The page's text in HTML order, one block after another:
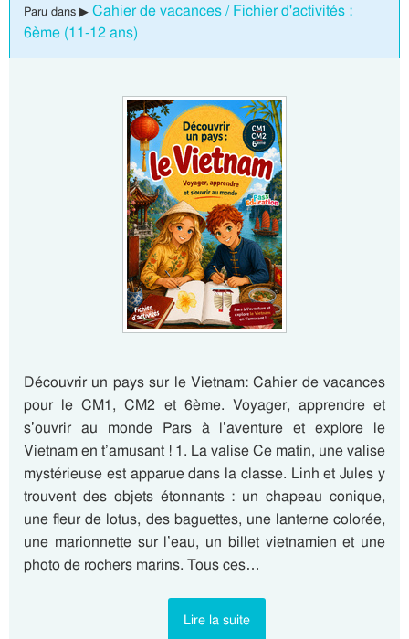
Paru dans ▶ Cahier de vacances / Fichier d'activités :
6ème (11-12 ans)
Découvrir un pays sur le Vietnam: Cahier de vacances
pour le CM1, CM2 et 6ème. Voyager, apprendre et
s’ouvrir au monde Pars à l’aventure et explore le
Vietnam en t’amusant ! 1. La valise Ce matin, une valise
mystérieuse est apparue dans la classe. Linh et Jules y
trouvent des objets étonnants : un chapeau conique,
une fleur de lotus, des baguettes, une lanterne colorée,
une marionnette sur l’eau, un billet vietnamien et une
photo de rochers marins. Tous ces…
Lire la suite